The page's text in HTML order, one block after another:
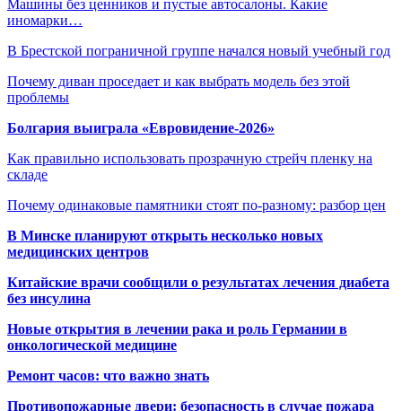
Машины без ценников и пустые автосалоны. Какие
иномарки…
В Брестской пограничной группе начался новый учебный год
Почему диван проседает и как выбрать модель без этой
проблемы
Болгария выиграла «Евровидение-2026»
Как правильно использовать прозрачную стрейч пленку на
складе
Почему одинаковые памятники стоят по-разному: разбор цен
В Минске планируют открыть несколько новых
медицинских центров
Китайские врачи сообщили о результатах лечения диабета
без инсулина
Новые открытия в лечении рака и роль Германии в
онкологической медицине
Ремонт часов: что важно знать
Противопожарные двери: безопасность в случае пожара